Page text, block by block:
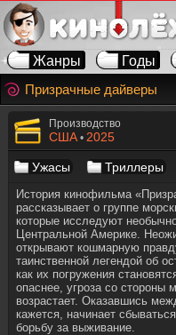
Жанры Годы
Призрачные дайверы
Производство
США• 2025
Ужасы Триллеры
История кинофильма
рассказывает о группе
которые исследуют
Центральной Америке.
открывают кошмарную
таинственной легендой об
как их погружения
опаснее, угроза со стороны
возрастает. Оказавшись
кажется, начинает
борьбу за выживание.